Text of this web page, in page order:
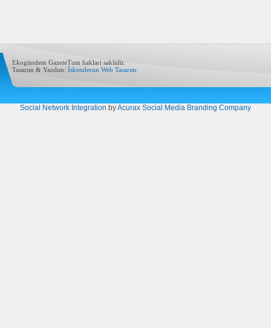
Ekogündem GazeteTum haklari saklidir.
Tasarım & Yazılım: İskenderun Web Tasarım
Social Network Integration byAcurax Social Media Branding Company